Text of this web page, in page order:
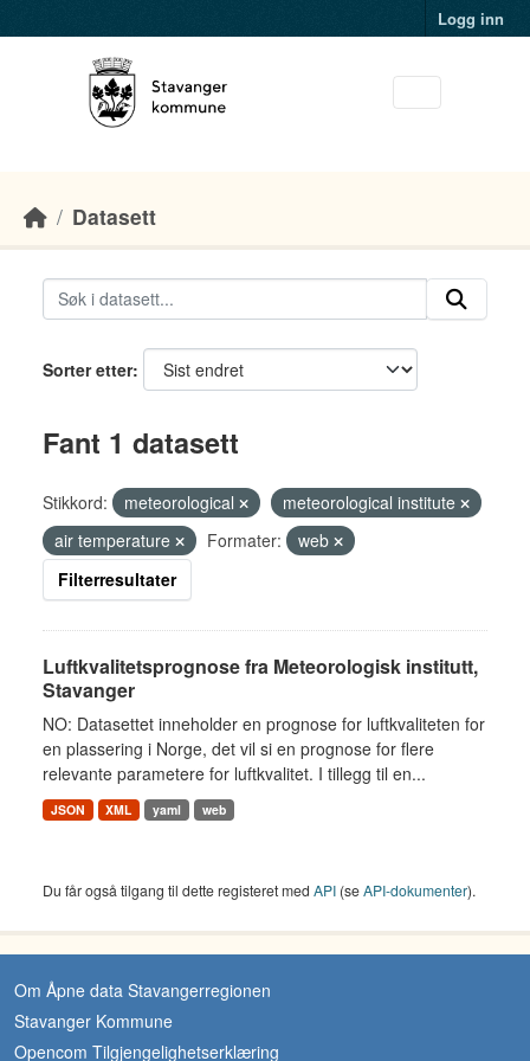
Logg inn
Datasett
Sorter etter
Fant 1 datasett
Stikkord: meteorological
meteorological institute
air temperature
Formater:
web
Filterresultater
Luftkvalitetsprognose fra Meteorologisk institutt,
Stavanger
NO: Datasettet inneholder en prognose for luftkvaliteten for
en plassering i Norge, det vil si en prognose for flere
relevante parametere for luftkvalitet. I tillegg til en...
JSON XML yaml web
Du får også tilgang til dette registeret med API (seAPI-dokumenter).
Om Åpne data Stavangerregionen
Stavanger Kommune
Opencom Tilgjengelighetserklæring